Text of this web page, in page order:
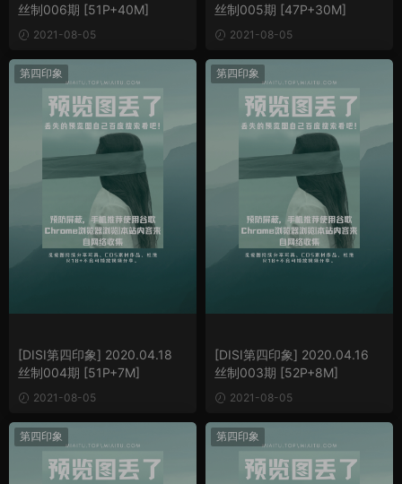
丝制006期 [51P+40M]
2021-08-05
丝制005期 [47P+30M]
2021-08-05
第四印象
[DISI第四印象] 2020.04.18
丝制004期 [51P+7M]
2021-08-05
第四印象
[DISI第四印象] 2020.04.16
丝制003期 [52P+8M]
2021-08-05
第四印象 第四印象